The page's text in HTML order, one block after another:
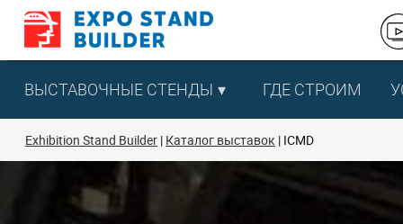
Перейти
содержанию
ВЫСТАВОЧНЫЕ СТЕНДЫ ГДЕ СТРОИМ
Exhibition Stand Builder Каталог выставок ICMD